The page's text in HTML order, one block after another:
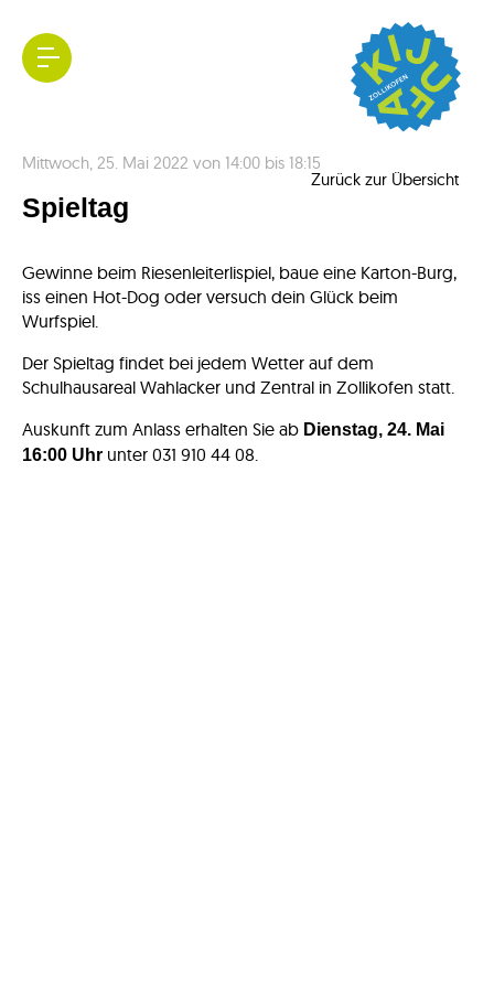
Zollikofen
Mittwoch, 25. Mai 2022 von 14:00 bis 18:15
Zurück zur Übersicht
Spieltag
Gewinne beim Riesenleiterlispiel, baue eine Karton-Burg,
iss einen Hot-Dog oder versuch dein Glück beim
Wurfspiel.
Der Spieltag findet bei jedem Wetter auf dem
Schulhausareal Wahlacker und Zentral in Zollikofen statt.
Auskunft zum Anlass erhalten Sie ab Dienstag, 24. Mai
16:00 Uhr unter 031 910 44 08.